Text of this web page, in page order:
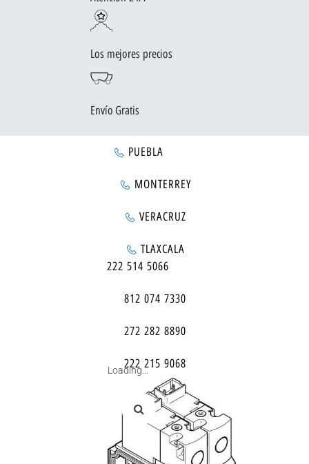
Los mejores precios
Envío Gratis
PUEBLA
MONTERREY
VERACRUZ
TLAXCALA
222 514 5066
812 074 7330
272 282 8890
222 215 9068
Loading...